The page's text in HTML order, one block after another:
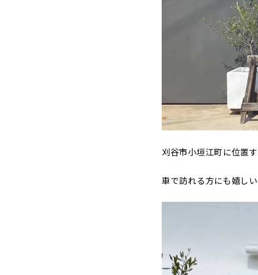
刈谷市小垣江町に位置
車で訪れる方にも嬉し